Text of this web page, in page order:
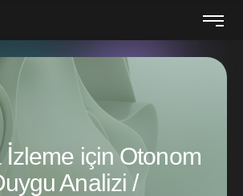
İzleme için Otonom
Analizi